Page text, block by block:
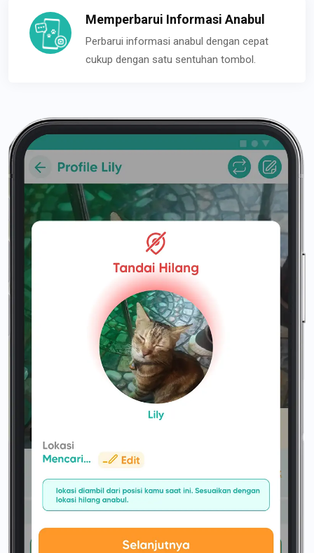
Memperbarui Informasi Anabul
Perbarui informasi anabul dengan cepat
cukup dengan satu sentuhan tombol.